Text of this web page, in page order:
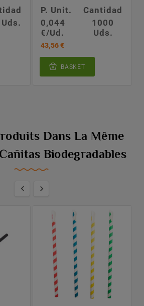
P. Unit.
Cantidad
0,044
€/Ud.
1000
Uds.
43,56 €
BASKET
Dans La Même
Biodegradables
 